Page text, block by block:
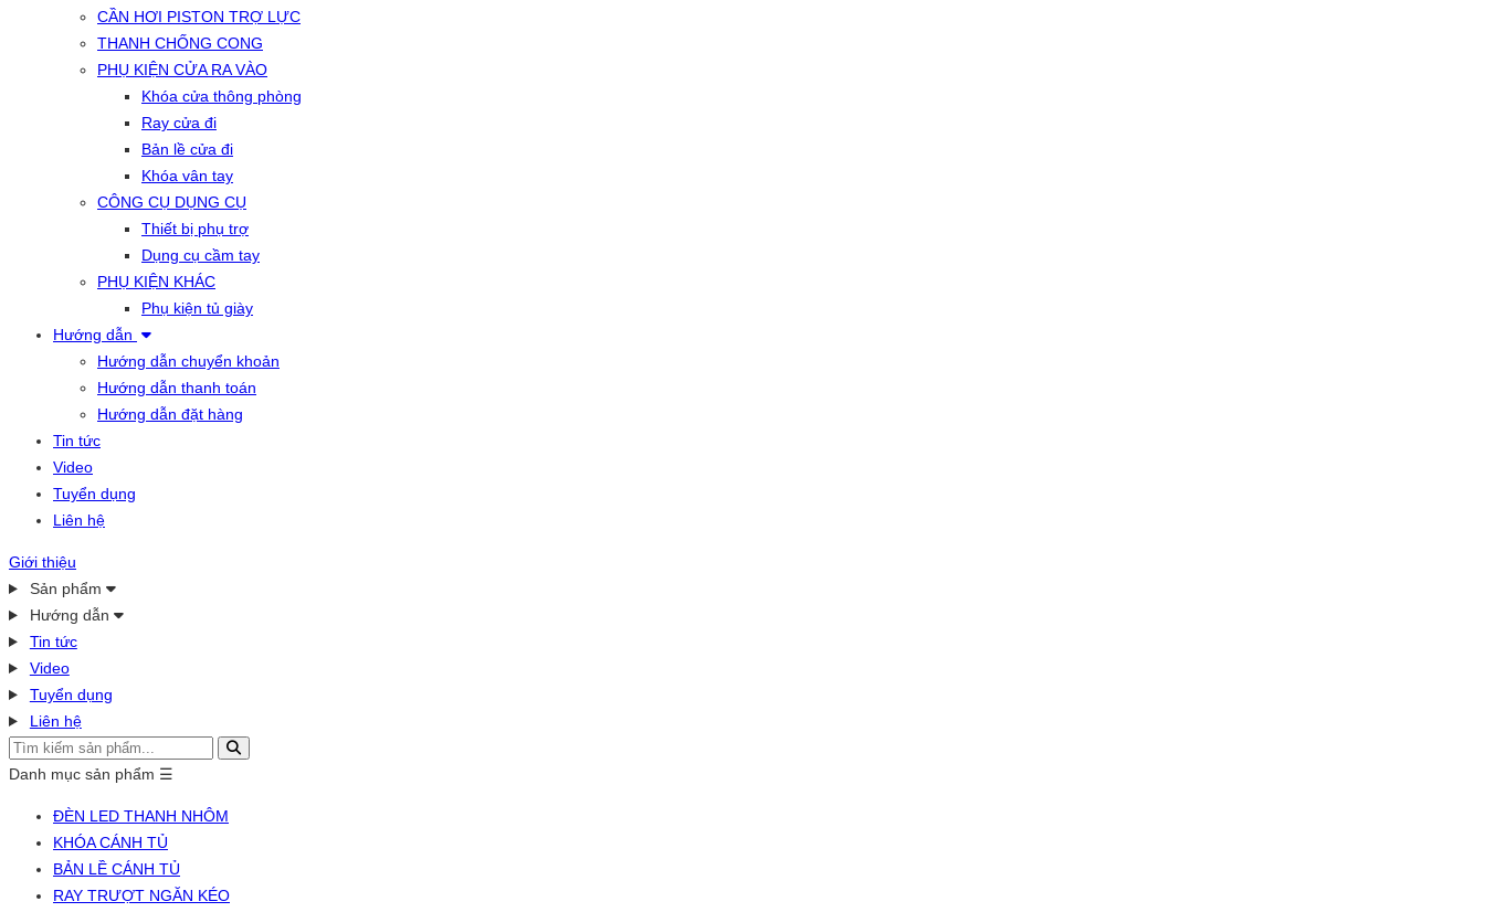
CẦN HƠI PISTON TRỢ LỰC
THANH CHỐNG CONG
PHỤ KIỆN CỬA RA VÀO
Khóa cửa thông phòng
Ray cửa đi
Bản lề cửa đi
Khóa vân tay
CÔNG CỤ DỤNG CỤ
Thiết bị phụ trợ
Dụng cụ cầm tay
PHỤ KIỆN KHÁC
Phụ kiện tủ giày
Hướng dẫn
Hướng dẫn chuyển khoản
Hướng dẫn thanh toán
Hướng dẫn đặt hàng
Tin tức
Video
Tuyển dụng
Liên hệ
Giới thiệu
Sản phẩm
Hướng dẫn
Tin tức
Video
Tuyển dụng
Liên hệ
Danh mục sản phẩm ☰
ĐÈN LED THANH NHÔM
KHÓA CÁNH TỦ
BẢN LỀ CÁNH TỦ
RAY TRƯỢT NGĂN KÉO